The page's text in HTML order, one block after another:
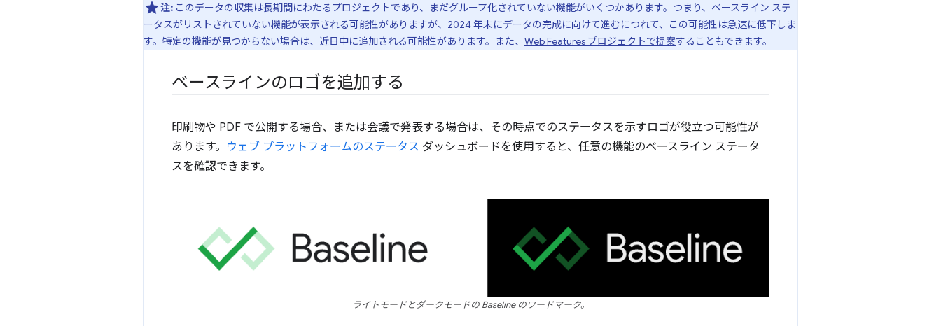
注: このデータの収集は長期間にわたるプロジェクトであり、まだグループ化されていない機能がいくつかあります。つまり、ベースライン ステ
ータスがリストされていない機能が表示される可能性がありますが、2024 年末にデータの完成に向けて進むにつれて、この可能性は急速に低下しま
す。特定の機能が見つからない場合は、近日中に追加される可能性があります。また、 Web Features プロジェクトで提案することもできます。
ベースラインのロゴを追加する
印刷物や PDF で公開する場合、または会議で発表する場合は、その時点でのステータスを示すロゴが役立つ可能性が
あります。 ウェブ プラットフォームのステータス ダッシュボードを使用すると、任意の機能のベースライン ステータ
スを確認できます。
ライトモードとダークモードの Baseline のワードマーク。